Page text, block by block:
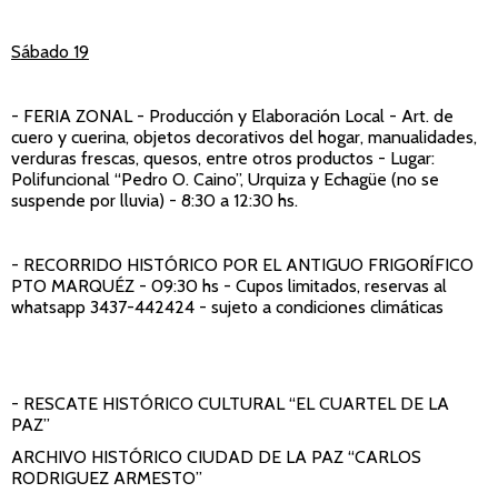
Sábado 19
- FERIA ZONAL- Producción y Elaboración Local - Art. de
cuero y cuerina, objetos decorativos del hogar, manualidades,
verduras frescas, quesos, entre otros productos - Lugar:
Polifuncional “Pedro O. Caino”, Urquiza y Echagüe (no se
suspende por lluvia) - 8:30 a 12:30 hs.
- RECORRIDO HISTÓRICO POR EL ANTIGUO FRIGORÍFICO
PTO MARQUÉZ - 09:30 hs - Cupos limitados, reservas al
whatsapp 3437-442424 - sujeto a condiciones climáticas
- RESCATE HISTÓRICO CULTURAL “EL CUARTEL DE LA
PAZ”
ARCHIVO HISTÓRICO CIUDAD DE LA PAZ “CARLOS
RODRIGUEZ ARMESTO”